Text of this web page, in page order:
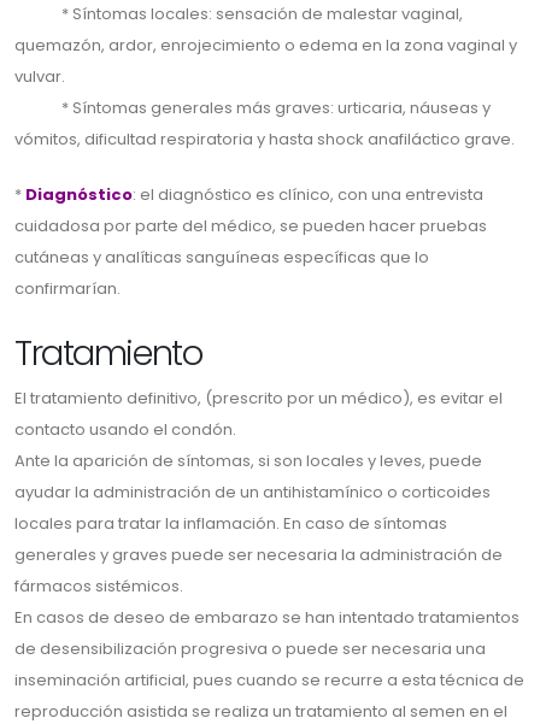
* Síntomas locales: sensación de malestar vaginal,
quemazón, ardor, enrojecimiento o edema en la zona vaginal y
vulvar.
* Síntomas generales más graves: urticaria, náuseas y
vómitos, dificultad respiratoria y hasta shock anafiláctico grave.
* Diagnóstico: el diagnóstico es clínico, con una entrevista
cuidadosa por parte del médico, se pueden hacer pruebas
cutáneas y analíticas sanguíneas específicas que lo
confirmarían.
Tratamiento
El tratamiento definitivo, (prescrito por un médico), es evitar el
contacto usando el condón.
Ante la aparición de síntomas, si son locales y leves, puede
ayudar la administración de un antihistamínico o corticoides
locales para tratar la inflamación. En caso de síntomas
generales y graves puede ser necesaria la administración de
fármacos sistémicos.
En casos de deseo de embarazo se han intentado tratamientos
de desensibilización progresiva o puede ser necesaria una
inseminación artificial, pues cuando se recurre a esta técnica de
reproducción asistida se realiza un tratamiento al semen en el